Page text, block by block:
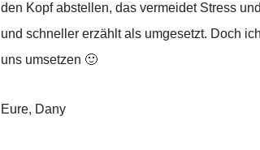
den Kopf abstellen, das vermeidet Stress
und schneller erzählt als umgesetzt. Doch
uns umsetzen 🙂
Eure, Dany